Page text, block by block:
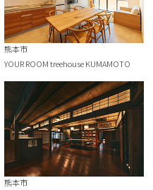
熊本市
YOUR ROOM treehouse KUMAMOTO
熊本市